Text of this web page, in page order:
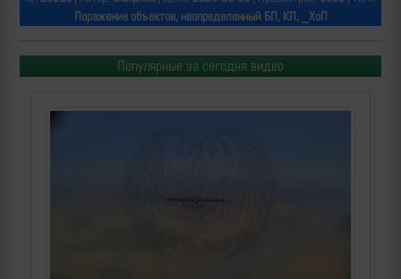
Поражение объектов, неопределенный БП, КП, _ХоП
Популярные за сегодня видео